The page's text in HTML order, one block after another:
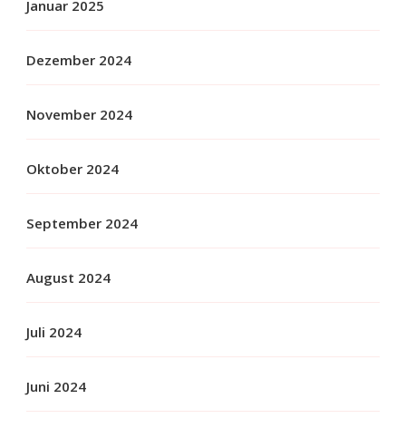
Januar 2025
Dezember 2024
November 2024
Oktober 2024
September 2024
August 2024
Juli 2024
Juni 2024